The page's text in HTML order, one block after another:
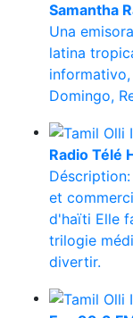
Samantha
Una
latina
Domingo,
Radio Télé
et
d'haïti Elle
trilogie
divertir.